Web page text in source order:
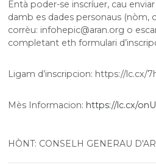
Entà poder-se inscríuer, cau
damb es dades personaus
corrèu: infohepic@aran.org o
completant eth formulari
Ligam d’inscripcion: https://lc.cx/
Mès Informacion: https://lc.cx/
HÒNT: CONSELH GENERAU